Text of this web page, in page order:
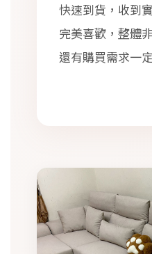
快速到貨，收到
完美喜歡，整體
還有購買需求一